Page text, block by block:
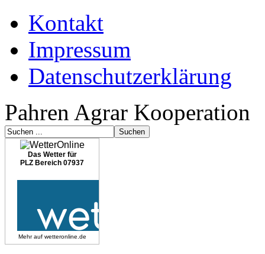
Kontakt
Impressum
Datenschutzerklärung
Pahren Agrar Kooperation
Das Wetter für
PLZ Bereich 07937
Mehr auf wetteronline.de